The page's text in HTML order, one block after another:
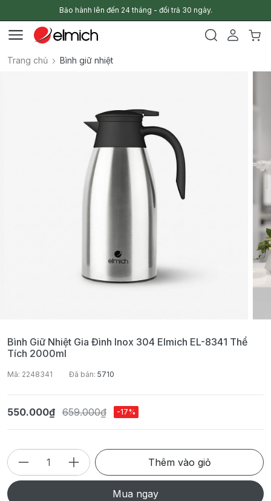
Bảo hành lên đến 24 tháng - đổi trả 30 ngày.
Trang chủ Bình giữ nhiệt
Bình Giữ Nhiệt Gia Đình Inox 304 Elmich EL-8341 Thể
Tích 2000ml
Mã: 2248341 Đã bán: 5710
550.000₫ 659.000₫ -17%
Thêm vào giỏ
Mua ngay